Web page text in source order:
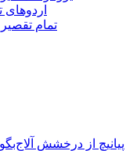
تمام
پیانیچ از درخشش